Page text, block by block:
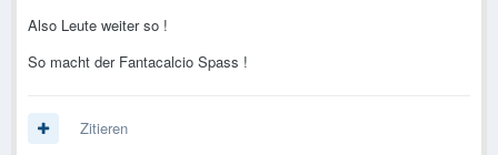
Also Leute weiter so !
So macht der Fantacalcio Spass !
Zitieren